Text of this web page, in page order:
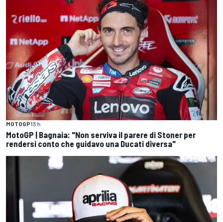
MOTOGP13 h
MotoGP | Bagnaia: "Non serviva il parere di Stoner per
rendersi conto che guidavo una Ducati diversa"